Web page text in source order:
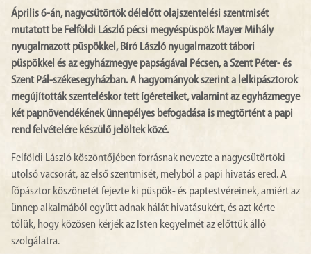
Április 6-án, nagycsütörtök délelőtt olajszentelési szentmisét
mutatott be Felföldi László pécsi megyéspüspök Mayer Mihály
nyugalmazott püspökkel, Bíró László nyugalmazott tábori
püspökkel és az egyházmegye papságával Pécsen, a Szent Péter- és
Szent Pál-székesegyházban. A hagyományok szerint a lelkipásztorok
megújították szenteléskor tett ígéreteiket, valamint az egyházmegye
két papnövendékének ünnepélyes befogadása is megtörtént a papi
rend felvételére készülő jelöltek közé.
Felföldi László köszöntőjében forrásnak nevezte a nagycsütörtöki
utolsó vacsorát, az első szentmisét, melyból a papi hivatás ered. A
főpásztor köszönetét fejezte ki püspök- és paptestvéreinek, amiért az
ünnep alkalmából együtt adnak hálát hivatásukért, és azt kérte
tőlük, hogy közösen kérjék az Isten kegyelmét az előttük álló
szolgálatra.